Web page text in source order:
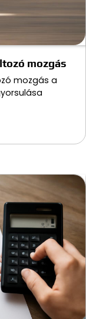
mozgás
mozgás a